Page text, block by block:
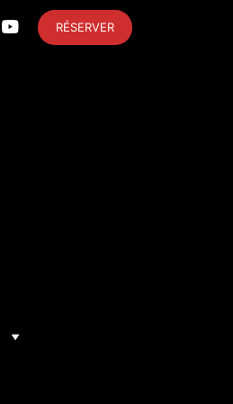
RÉSERVER